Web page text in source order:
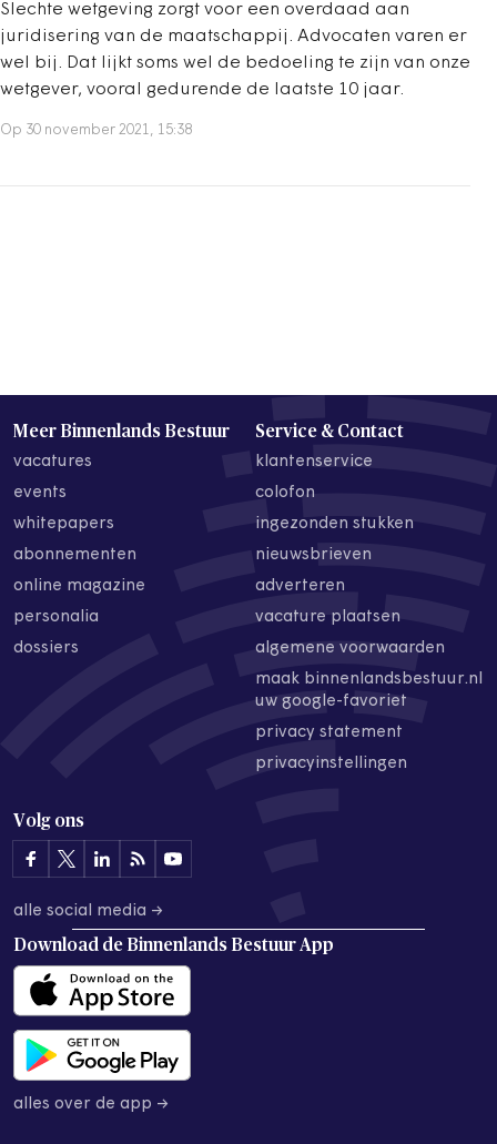
Slechte wetgeving zorgt voor een overdaad aan
juridisering van de maatschappij. Advocaten varen er
wel bij. Dat lijkt soms wel de bedoeling te zijn van onze
wetgever, vooral gedurende de laatste 10 jaar.
Op 30 november 2021, 15:38
Meer Binnenlands Bestuur
vacatures
events
whitepapers
abonnementen
online magazine
personalia
dossiers
Service & Contact
klantenservice
colofon
ingezonden stukken
nieuwsbrieven
adverteren
vacature plaatsen
algemene voorwaarden
maak binnenlandsbestuur.nl
uw google-favoriet
privacy statement
privacyinstellingen
Volg ons
alle social media →
Download de Binnenlands Bestuur App
alles over de app →